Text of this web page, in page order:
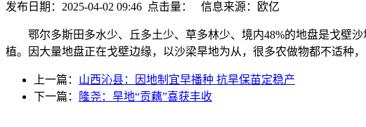
发布日期：2025-04-02 09:46 点击量： 信息来源：欧亿
鄂尔多斯田多水少、丘多土少、草多林少、境内48%的地盘是戈壁沙
植。因大量地盘正在戈壁边缘，以沙梁旱地为从，很多农做物都不适种
上一篇： 山西沁县：因地制宜早播种 抗旱保苗定稳产
下一篇：
隆尧：旱地“贡藕”喜获丰收